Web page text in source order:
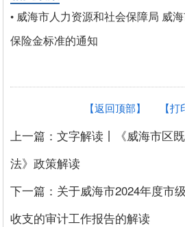
• 威海市人力资源和社会保障局 威
保险金标准的通知
【打
【返回顶部】
上一篇：文字解读丨《威海市区
法》政策解读
下一篇：关于威海市2024年度市
收支的审计工作报告的解读